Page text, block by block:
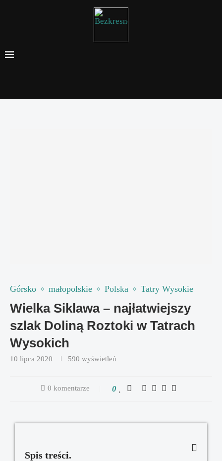
Górsko małopolskie Polska Tatry Wysokie
Wielka Siklawa – najłatwiejszy
szlak Doliną Roztoki w Tatrach
Wysokich
10 lipca 2020 590 wyświetleń
0 komentarze 0
Spis treści.